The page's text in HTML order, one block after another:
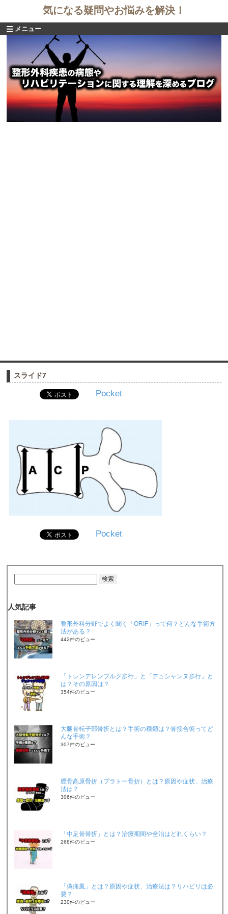
気になる疑問やお悩みを解決！
メニュー
スライド7
Pocket
Pocket
人気記事
整形外科分野でよく聞く「ORIF」って何？どんな手術方
法がある？
442件のビュー
「トレンデレンブルグ歩行」と「デュシャンヌ歩行」と
は？その原因は？
354件のビュー
大腿骨転子部骨折とは？手術の種類は？骨接合術ってど
んな手術？
307件のビュー
脛骨高原骨折（プラトー骨折）とは？原因や症状、治療
法は？
306件のビュー
「中足骨骨折」とは？治療期間や全治はどれくらい？
268件のビュー
「偽痛風」とは？原因や症状、治療法は？リハビリは必
要？
230件のビュー